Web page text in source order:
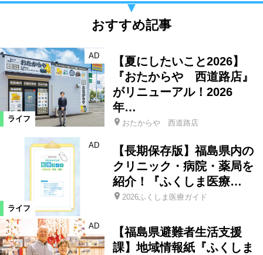
おすすめ記事
ライフ
AD
【夏にしたいこと2026】
『おたからや 西道路店』
がリニューアル！2026
年…
おたからや 西道路店
ライフ
AD
【長期保存版】福島県内の
クリニック・病院・薬局を
紹介！『ふくしま医療…
2026ふくしま医療ガイド
AD
【福島県避難者生活支援
課】地域情報紙『ふくしま